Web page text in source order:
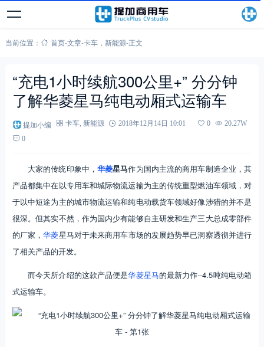
当前位置： 首页-文章-卡车， 新能源-正文
“充电1小时续航300公里+” 分分钟
了解华菱星马纯电动厢式运输车
提加小编 卡车, 新能源 2018年12月14日 10:01 0
20.27W
0
大家的传统印象中， 华菱星马作为国内主流的商用车制造企业，其
产品都集中在以专用车和城际物流运输为主的传统重型燃油车领域，对
于以中短途为主的城市物流运输和纯电动载货车领域好像涉猎的并不是
很深。但其实不然，作为国内少有能够自主研发和生产三大总成零部件
的厂家，华菱星马对于未来商用车市场的发展趋势早已洞察透彻并进行
了相关产品的开发。
而今天所介绍的这款产品便是华菱星马的最新力作--4.5吨纯电动箱
式运输车。